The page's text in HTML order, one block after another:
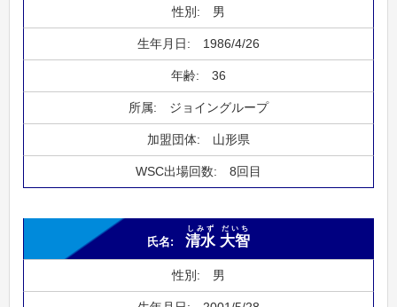
男
1986/4/26
36
ジョイングループ
山形県
8回目
清水
しみず
大智
だいち
男